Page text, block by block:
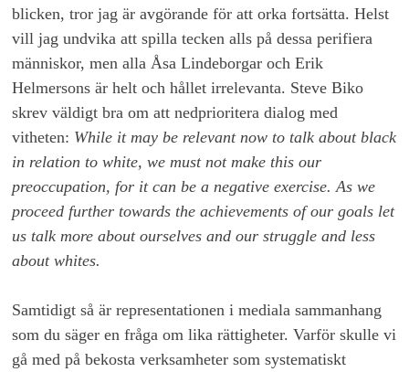
blicken, tror jag är avgörande för att orka fortsätta. Helst
vill jag undvika att spilla tecken alls på dessa perifiera
människor, men alla Åsa Lindeborgar och Erik
Helmersons är helt och hållet irrelevanta. Steve Biko
skrev väldigt bra om att nedprioritera dialog med
vitheten: While it may be relevant now to talk about black
in relation to white, we must not make this our
preoccupation, for it can be a negative exercise. As we
proceed further towards the achievements of our goals let
us talk more about ourselves and our struggle and less
about whites.
Samtidigt så är representationen i mediala sammanhang
som du säger en fråga om lika rättigheter. Varför skulle vi
gå med på bekosta verksamheter som systematiskt